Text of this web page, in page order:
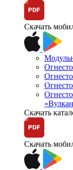
Скачать
Скачать
Скачать